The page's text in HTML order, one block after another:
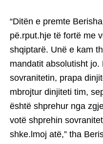
“Ditën e premte
pë.rput.hje të fortë me
shqiptarë. Unë e kam
mandatit absolutisht
sovranitetin, prapa
mbrojtur dinjiteti tim,
është shprehur nga
votë shprehin
shke.lmoj atë,” tha